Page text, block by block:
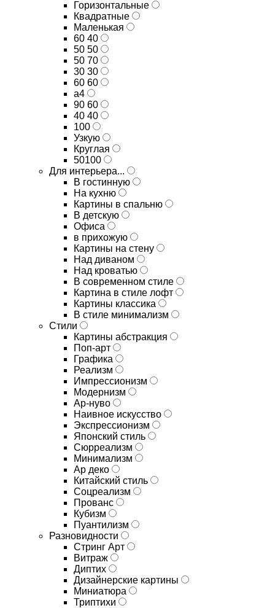
Горизонтальные
Квадратные
Маленькая
60 40
50 50
50 70
30 30
60 60
а4
90 60
40 40
100
Узкую
Круглая
50100
Для интерьера...
В гостинную
На кухню
Картины в спальню
В детскую
Офиса
в прихожую
Картины на стену
Над диваном
Над кроватью
В современном стиле
Картина в стиле лофт
Картины классика
В стиле минимализм
Стили
Картины абстракция
Поп-арт
Графика
Реализм
Импрессионизм
Модернизм
Ар-нуво
Наивное искусство
Экспрессионизм
Японский стиль
Сюрреализм
Минимализм
Ар деко
Китайский стиль
Соцреализм
Прованс
Кубизм
Пуантилизм
Разновидности
Стринг Арт
Витраж
Диптих
Дизайнерские картины
Миниатюра
Триптихи